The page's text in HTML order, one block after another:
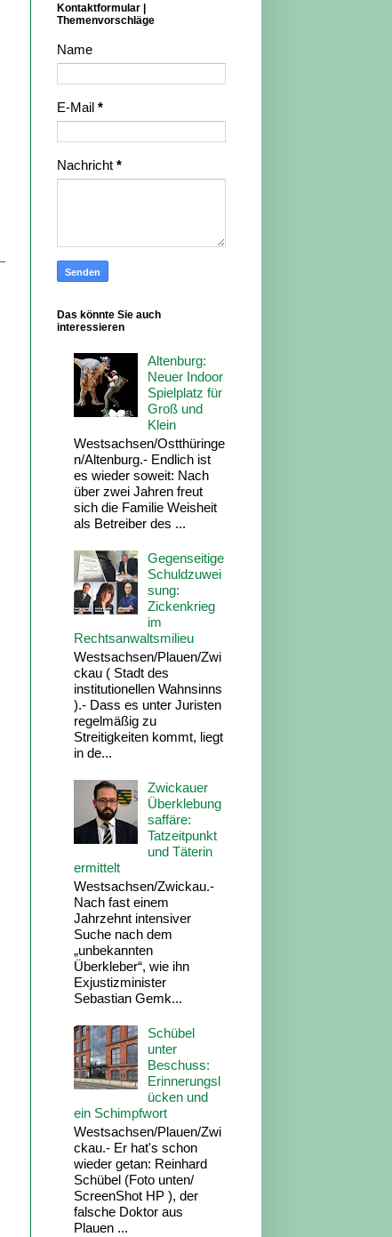
Kontaktformular |
Themenvorschläge
Name
E-Mail *
Nachricht *
Das könnte Sie auch
interessieren
Altenburg:
Neuer Indoor
Spielplatz für
Groß und
Klein
Westsachsen/Ostthüringe
n/Altenburg.- Endlich ist
es wieder soweit: Nach
über zwei Jahren freut
sich die Familie Weisheit
als Betreiber des ...
Gegenseitige
Schuldzuwei
sung:
Zickenkrieg
im
Rechtsanwaltsmilieu
Westsachsen/Plauen/Zwi
ckau ( Stadt des
institutionellen Wahnsinns
).- Dass es unter Juristen
regelmäßig zu
Streitigkeiten kommt, liegt
in de...
Zwickauer
Überklebung
saffäre:
Tatzeitpunkt
und Täterin
ermittelt
Westsachsen/Zwickau.-
Nach fast einem
Jahrzehnt intensiver
Suche nach dem
„unbekannten
Überkleber“, wie ihn
Exjustizminister
Sebastian Gemk...
Schübel
unter
Beschuss:
Erinnerungsl
ücken und
ein Schimpfwort
Westsachsen/Plauen/Zwi
ckau.- Er hat's schon
wieder getan: Reinhard
Schübel (Foto unten/
ScreenShot HP ), der
falsche Doktor aus
Plauen ...